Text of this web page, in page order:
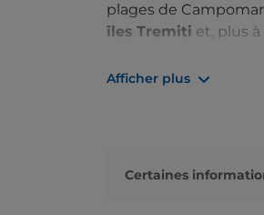
plages de
îles Tremiti et, plus
visiter le sanctuaire
Afficher plus
Certaines